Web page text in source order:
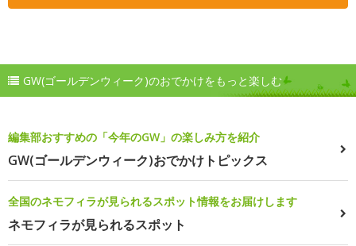
GW(ゴールデンウィーク)のおでかけをもっと楽しむ
編集部おすすめの「今年のGW」の楽しみ方を紹介
GW(ゴールデンウィーク)おでかけトピックス
全国のネモフィラが見られるスポット情報をお届けします
ネモフィラが見られるスポット